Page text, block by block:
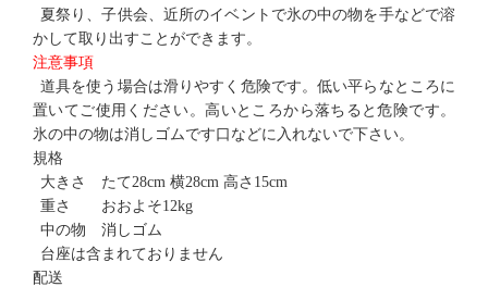
夏祭り、子供会、近所のイベントで氷の中の物を手などで溶
かして取り出すことができます。
注意事項
道具を使う場合は滑りやすく危険です。低い平らなところに
置いてご使用ください。高いところから落ちると危険です。
氷の中の物は消しゴムです口などに入れないで下さい。
規格
大きさ たて28cm 横28cm 高さ15cm
重さ おおよそ12kg
中の物 消しゴム
台座は含まれておりません
配送